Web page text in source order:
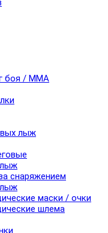
боя / ММА
лыж
снаряжением
маски / очки
шлема